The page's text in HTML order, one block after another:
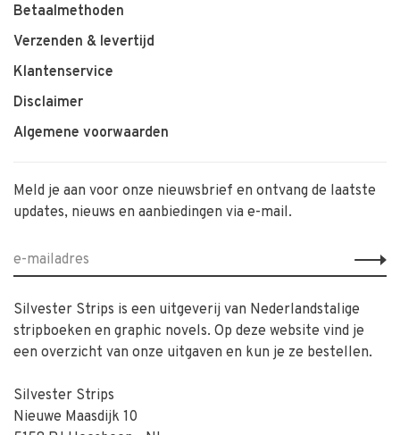
Betaalmethoden
Verzenden & levertijd
Klantenservice
Disclaimer
Algemene voorwaarden
Meld je aan voor onze nieuwsbrief en ontvang de laatste
updates, nieuws en aanbiedingen via e-mail.
Silvester Strips is een uitgeverij van Nederlandstalige
stripboeken en graphic novels. Op deze website vind je
een overzicht van onze uitgaven en kun je ze bestellen.
Silvester Strips
Nieuwe Maasdijk 10